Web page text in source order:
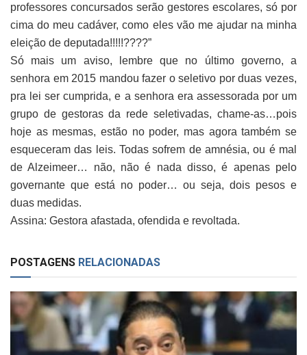
professores concursados serão gestores escolares, só por
cima do meu cadáver, como eles vão me ajudar na minha
eleição de deputada!!!!!????”
Só mais um aviso, lembre que no último governo, a
senhora em 2015 mandou fazer o seletivo por duas vezes,
pra lei ser cumprida, e a senhora era assessorada por um
grupo de gestoras da rede seletivadas, chame-as…pois
hoje as mesmas, estão no poder, mas agora também se
esqueceram das leis. Todas sofrem de amnésia, ou é mal
de Alzeimeer… não, não é nada disso, é apenas pelo
governante que está no poder… ou seja, dois pesos e
duas medidas.
Assina: Gestora afastada, ofendida e revoltada.
POSTAGENS RELACIONADAS